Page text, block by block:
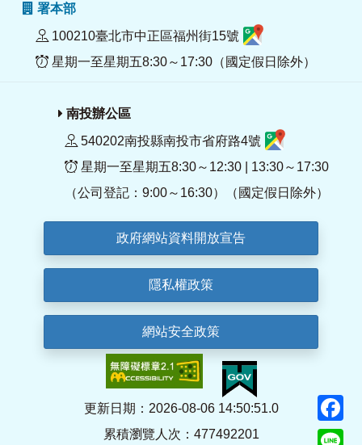
署本部
100210臺北市中正區福州街15號
星期一至星期五8:30～17:30（國定假日除外）
南投辦公區
540202南投縣南投市省府路4號
星期一至星期五8:30～12:30 | 13:30～17:30
（公司登記：9:00～16:30）（國定假日除外）
政府網站資料開放宣告
隱私權政策
網站安全政策
更新日期：2026-08-06 14:50:51.0
累積瀏覽人次：477492201